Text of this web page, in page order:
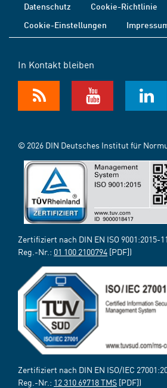
Datenschutz
Cookie-Richtlinie
Cookie-Einstellungen
In Kontakt bleiben
© 2026 DIN Deutsches Institut für
Zertifiziert nach DIN EN ISO 9001:2015-
Reg.-Nr.: 01 100 2100794 [PDF])
Zertifiziert nach DIN EN ISO/IEC
Reg.-Nr.: 12 310 69718 TMS [PDF])